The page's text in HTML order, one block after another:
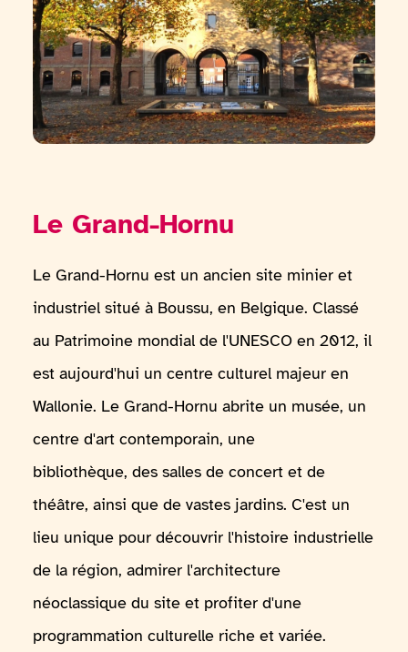
Le Grand-Hornu
Le Grand-Hornu est un ancien site minier et
industriel situé à Boussu, en Belgique. Classé
au Patrimoine mondial de l'UNESCO en 2012, il
est aujourd'hui un centre culturel majeur en
Wallonie. Le Grand-Hornu abrite un musée, un
centre d'art contemporain, une
bibliothèque, des salles de concert et de
théâtre, ainsi que de vastes jardins. C'est un
lieu unique pour découvrir l'histoire industrielle
de la région, admirer l'architecture
néoclassique du site et profiter d'une
programmation culturelle riche et variée.